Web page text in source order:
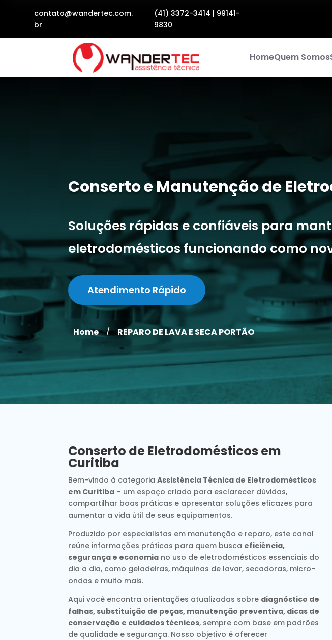
contato@wandertec.com.
br
(41) 3372-3414 | 99141-
9830
HomeQuem Somos
Conserto e Manutenção de
Soluções rápidas e confiáveis para
eletrodomésticos funcionando como
Atendimento Rápido
Home / REPARO DE LAVA E SECA PORTÃO
Conserto de Eletrodomésticos em
Curitiba
Bem-vindo à categoriaAssistência Técnica de Eletrodomésticos
em Curitiba – um espaço criado para esclarecer dúvidas,
compartilhar boas práticas e apresentar soluções eficazes para
aumentar a vida útil de seus equipamentos.
Produzido por especialistas em manutenção e reparo, este canal
reúne informações práticas para quem busca eficiência,
segurança e economia no uso de eletrodomésticos essenciais do
dia a dia, como geladeiras, máquinas de lavar, secadoras, micro-
ondas e muito mais.
Aqui você encontra orientações atualizadas sobre diagnóstico de
falhas, substituição de peças, manutenção preventiva, dicas de
conservação e cuidados técnicos, sempre com base em padrões
de qualidade e segurança. Nosso objetivo é oferecer